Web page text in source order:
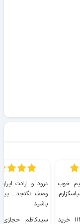
خوب
ابوالفضل صالحی (۱۱۳ خرید
درود و ارادت
وصف نگنجد...
باشید